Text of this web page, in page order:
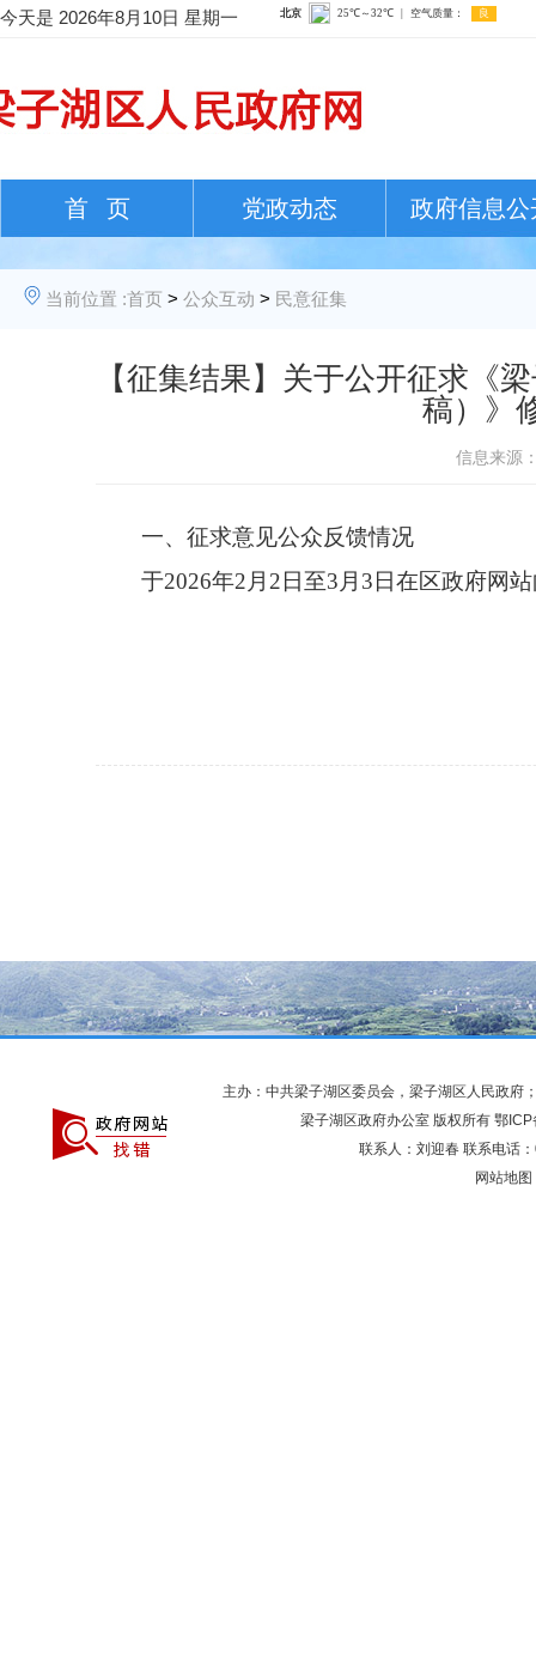
今天是 2026年8月10日 星期一
首 页 党政动态 政府信息公
当前位置 :首页 > 公众互动 > 民意征集
【征集结果】关于公开征求《
稿）》
信息来源
一、征求意见公众反馈情况
于2026年2月2日至3月3日在区政府网
主办：中共梁子湖区委员会，梁子湖区人民政府
梁子湖区政府办公室 版权所有 鄂
联系人：刘迎春 联系电话
网站地图